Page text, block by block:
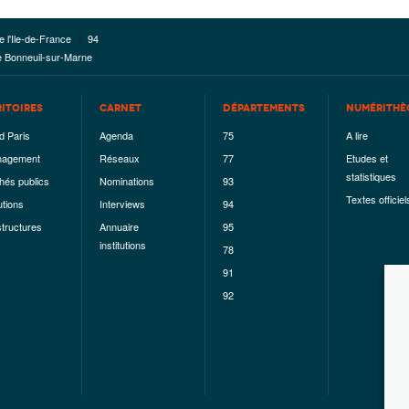
l'Ile-de-France
94
Bonneuil-sur-Marne
Paris
publics
CARNET
Agenda
Réseaux
Nominations
Interviews
Annuaire
institutions
DÉPARTEMENTS
75
77
93
94
95
78
91
92
A lire
Etudes et
statistiques
Textes